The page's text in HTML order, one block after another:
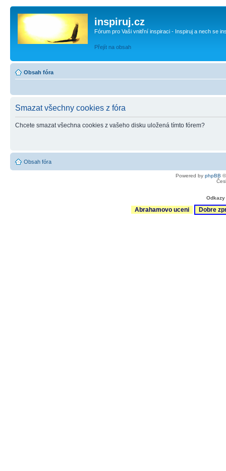
inspiruj.cz
Fórum pro Vaši vnitřní inspiraci - Inspiruj a nech se
Přejít na obsah
Obsah fóra
Smazat všechny cookies z fóra
Chcete smazat všechna cookies z vašeho disku uložená tímto fórem?
Obsah fóra
Powered by phpBB
Abrahamovo uceni Dobre